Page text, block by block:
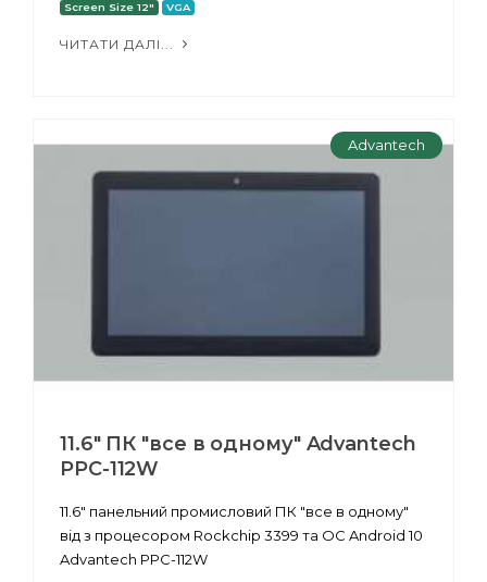
Screen Size 12" VGA
ЧИТАТИ ДАЛІ...
Advantech
11.6" ПК "все в одному" Advantech
PPC-112W
11.6" панельний промисловий ПК "все в одному"
від з процесором Rockchip 3399 та ОС Android 10
Advantech PPC-112W